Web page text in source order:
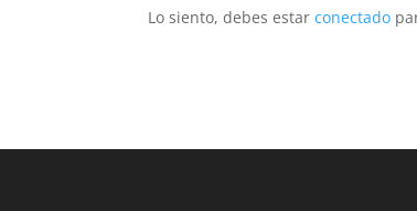
Lo siento, debes estarconectado